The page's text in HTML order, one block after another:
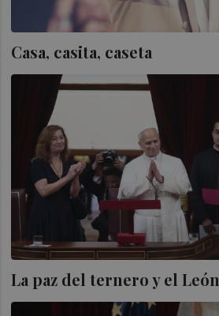
Casa, casita, caseta
La paz del ternero y el León